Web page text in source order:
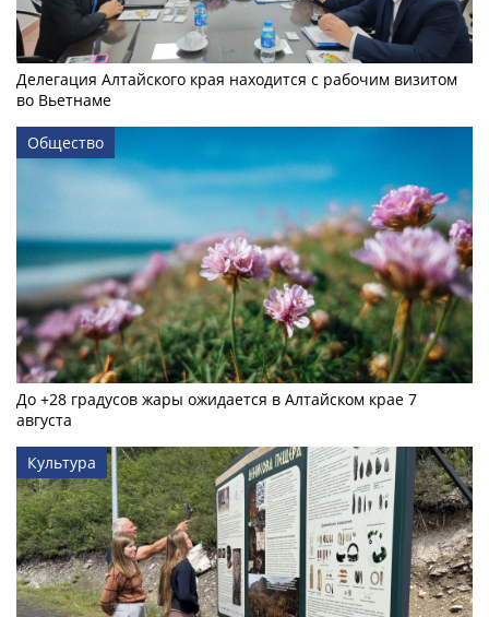
Делегация Алтайского края находится с рабочим визитом
во Вьетнаме
Общество
До +28 градусов жары ожидается в Алтайском крае 7
августа
Культура